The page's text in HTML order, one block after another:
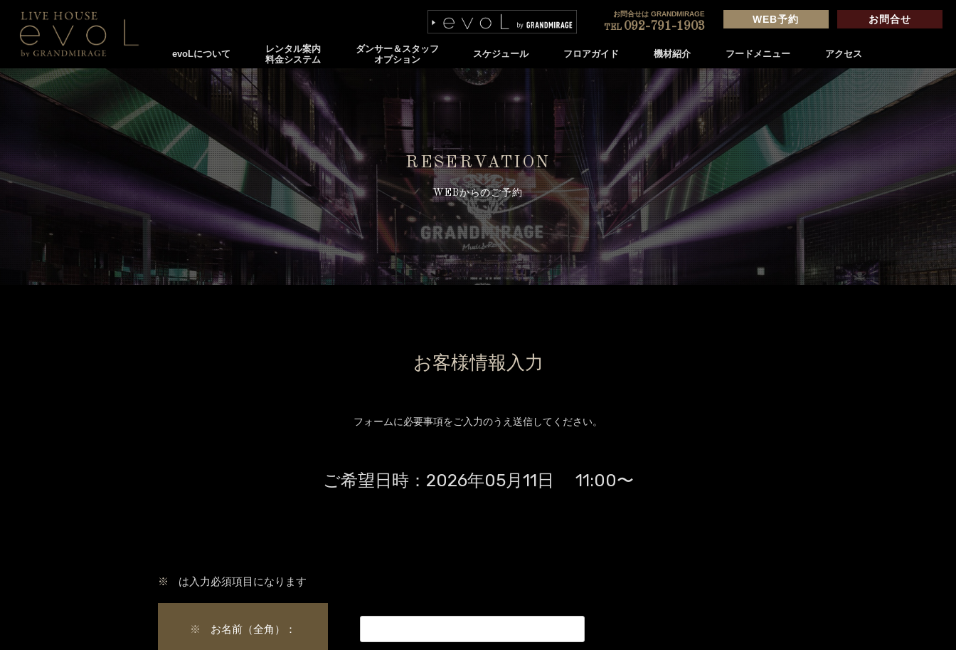
evoLについて
レンタル案内
料金システム
ダンサー＆スタッフ
オプション
スケジュール フロアガイド 機材紹介 フードメニュー アクセス
お問合せは GRANDMIRAGE
TEL 092-791-1903
WEB予約 お問合せ
RESERVATION
WEBからのご予約
お客様情報入力
フォームに必要事項をご入力のうえ送信してください。
ご希望日時： 2026年05月11日 11:00〜
※ は入力必須項目になります
※ お名前（全角）：